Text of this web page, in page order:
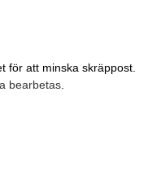
för att minska skräppost.
bearbetas